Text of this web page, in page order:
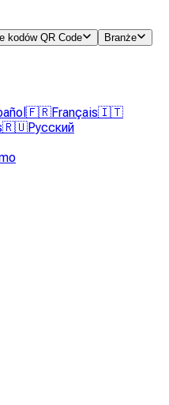
kodów QR Code
Branże
🇫🇷Français🇮🇹
🇷🇺Русский